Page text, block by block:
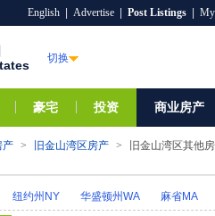
English Advertise Post Listings
切换
豪宅 投资 商业房产
产 > 旧金山湾区房产 > 旧金山湾区其他
纽约州NY 华盛顿州WA 麻省MA